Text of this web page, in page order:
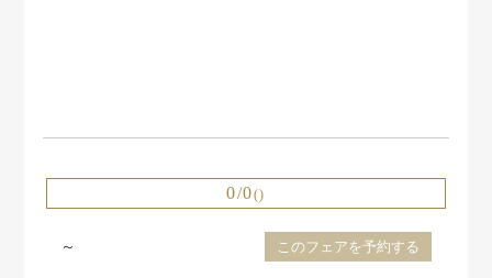
0/0()
～ このフェアを予約する